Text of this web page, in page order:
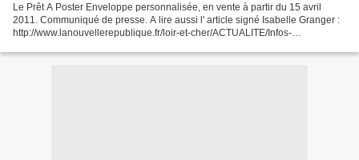
Le Prêt A Poster Enveloppe personnalisée, en vente à partir du 15 avril
2011. Communiqué de presse. A lire aussi l' article signé Isabelle Granger :
http://www.lanouvellerepublique.fr/loir-et-cher/ACTUALITE/Infos-